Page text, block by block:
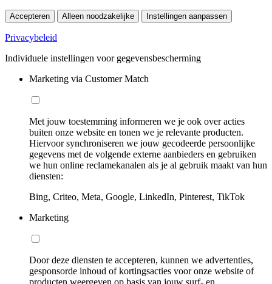
Accepteren Alleen noodzakelijke Instellingen aanpassen
Privacybeleid
Individuele instellingen voor gegevensbescherming
Marketing via Customer Match
Met jouw toestemming informeren we je ook over acties
buiten onze website en tonen we je relevante producten.
Hiervoor synchroniseren we jouw gecodeerde persoonlijke
gegevens met de volgende externe aanbieders en gebruiken
we hun online reclamekanalen als je al gebruik maakt van hun
diensten:
Bing, Criteo, Meta, Google, LinkedIn, Pinterest, TikTok
Marketing
Door deze diensten te accepteren, kunnen we advertenties,
gesponsorde inhoud of kortingsacties voor onze website of
producten weergeven op basis van jouw surf- en